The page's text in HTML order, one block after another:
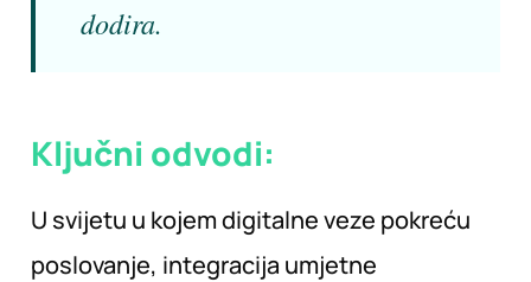
dodira.
Ključni odvodi:
U svijetu u kojem digitalne veze pokreću
poslovanje, integracija umjetne